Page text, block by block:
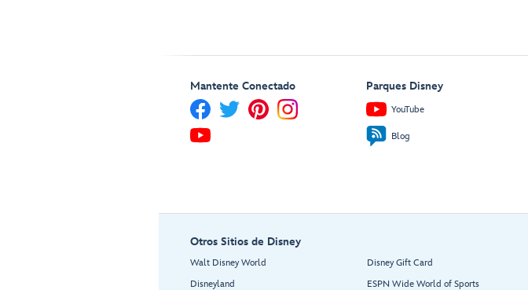
Mantente Conectado Parques Disney
YouTube
Blog
Otros Sitios de Disney
Walt Disney World
Disneyland
Disney Gift Card
ESPN Wide World of Sports